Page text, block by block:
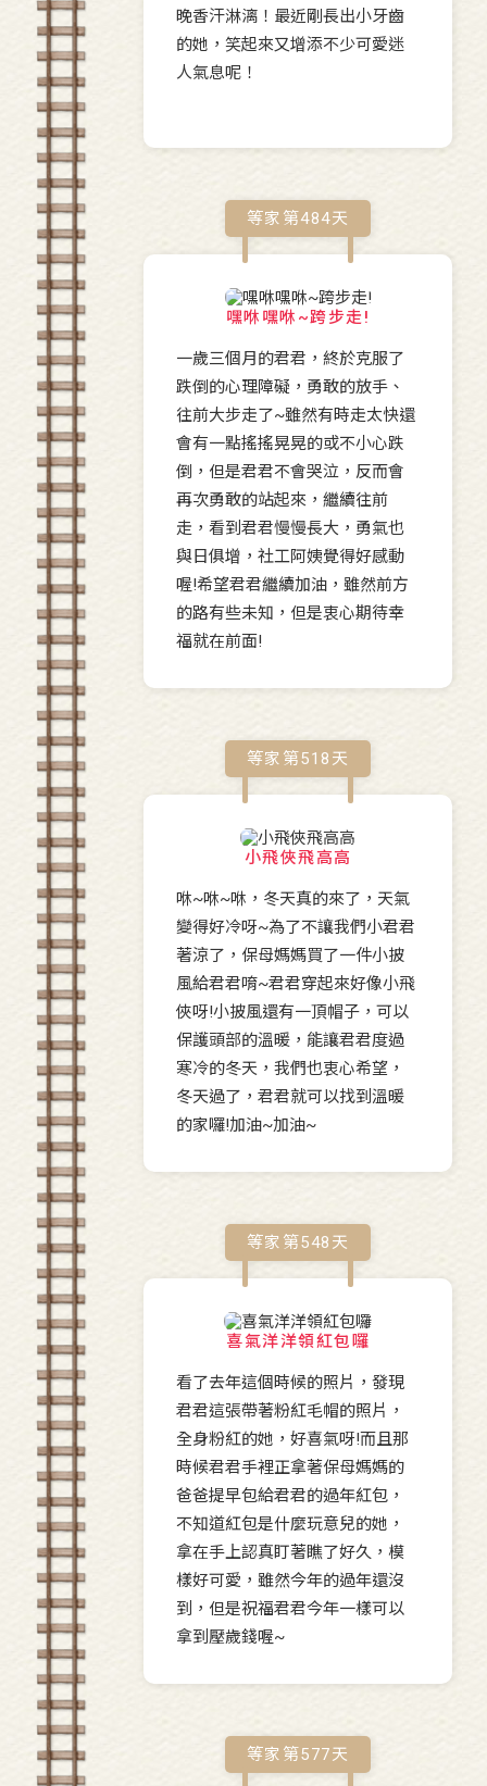
晚香汗淋漓！最近剛長出小牙齒
的她，笑起來又增添不少可愛迷
人氣息呢！
等家第484天
嘿咻嘿咻~跨步走!
一歲三個月的君君，終於克服了
跌倒的心理障礙，勇敢的放手、
往前大步走了~雖然有時走太快還
會有一點搖搖晃晃的或不小心跌
倒，但是君君不會哭泣，反而會
再次勇敢的站起來，繼續往前
走，看到君君慢慢長大，勇氣也
與日俱增，社工阿姨覺得好感動
喔!希望君君繼續加油，雖然前方
的路有些未知，但是衷心期待幸
福就在前面!
等家第518 天
小飛俠飛高高
咻~咻~咻，冬天真的來了，天氣
變得好冷呀~為了不讓我們小君君
著涼了，保母媽媽買了一件小披
風給君君唷~君君穿起來好像小飛
俠呀!小披風還有一頂帽子，可以
保護頭部的溫暖，能讓君君度過
寒冷的冬天，我們也衷心希望，
冬天過了，君君就可以找到溫暖
的家囉!加油~加油~
等家第548 天
喜氣洋洋領紅包囉
看了去年這個時候的照片，發現
君君這張帶著粉紅毛帽的照片，
全身粉紅的她，好喜氣呀!而且那
時候君君手裡正拿著保母媽媽的
爸爸提早包給君君的過年紅包，
不知道紅包是什麼玩意兒的她，
拿在手上認真盯著瞧了好久，模
樣好可愛，雖然今年的過年還沒
到，但是祝福君君今年一樣可以
拿到壓歲錢喔~
等家第577天